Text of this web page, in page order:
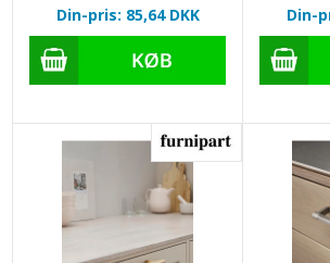
Din-pris: 85,64 DKK
Din-